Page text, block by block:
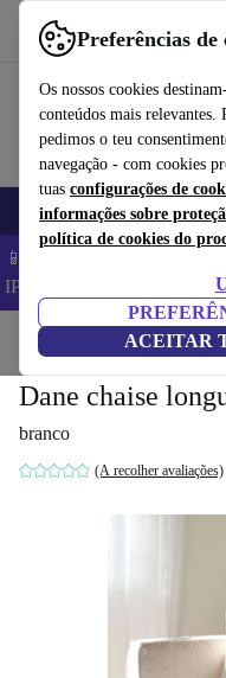
Preferências de
Os nossos cookies
conteúdos mais relevantes.
pedimos o teu
navegação - com cookies
tuas configurações de
informações sobre
política de cookies do
ACEITAR
Use o refurbed de forma
Telemóveis Computadores
📱 Poupa 5% EXTRA em
IPHONEDEAL –
Início Casa
Dane chaise
branco
(A recolher avaliações)